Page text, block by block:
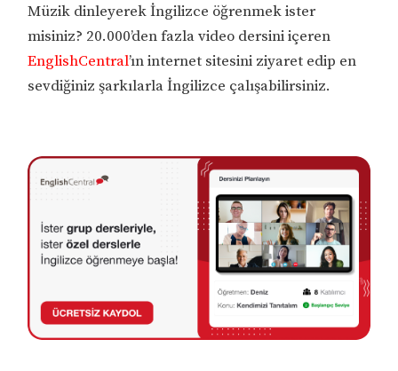
Müzik dinleyerek İngilizce öğrenmek ister
misiniz? 20.000’den fazla video dersini içeren
EnglishCentral’ın internet sitesini ziyaret edip en
sevdiğiniz şarkılarla İngilizce çalışabilirsiniz.